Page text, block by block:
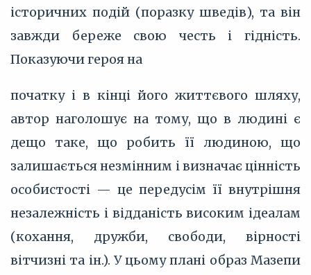
історичних подій (поразку шведів), та він
завжди береже свою честь і гідність.
Показуючи героя на
початку і в кінці його життєвого шляху,
автор наголошує на тому, що в людині є
дещо таке, що робить її людиною, що
залишається незмінним і визначає цінність
особистості — це передусім її внутрішня
незалежність і відданість високим ідеалам
(кохання, дружби, свободи, вірності
вітчизні та ін.). У цьому плані образ Мазепи